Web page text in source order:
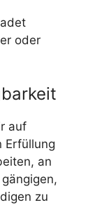
oder
auf
Erfüllung
an
zu